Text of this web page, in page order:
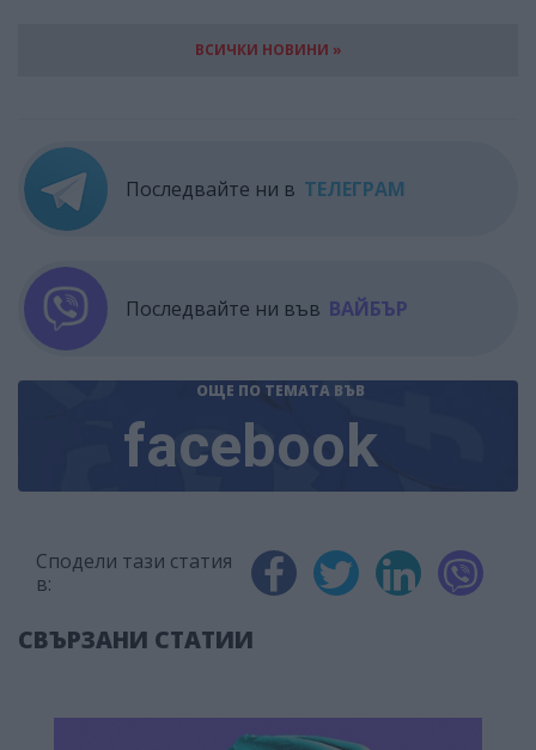
ВСИЧКИ НОВИНИ »
Последвайте ни в ТЕЛЕГРАМ
Последвайте ни във ВАЙБЪР
ОЩЕ ПО ТЕМАТА ВЪВ
facebook
Сподели тази статия
в:
СВЪРЗАНИ СТАТИИ